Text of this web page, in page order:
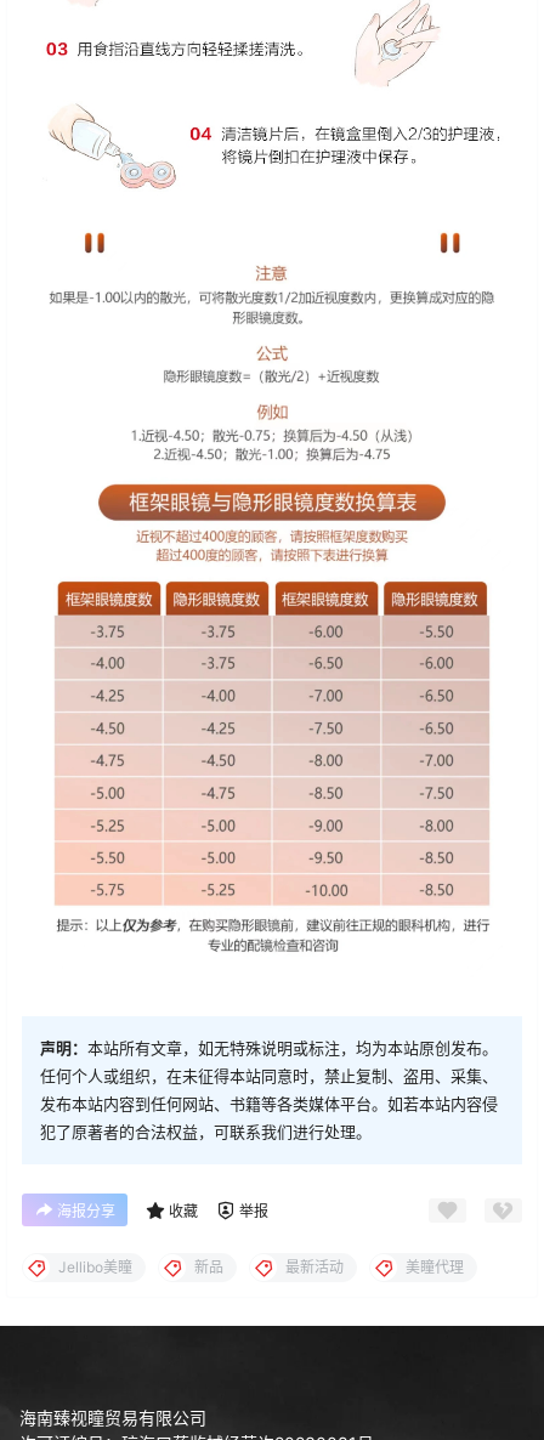
声明： 本站所有文章，如无特殊说明或标注，均为本站原创发布。
任何个人或组织，在未征得本站同意时，禁止复制、盗用、采集、
发布本站内容到任何网站、书籍等各类媒体平台。如若本站内容侵
犯了原著者的合法权益，可联系我们进行处理。
海报分享 收藏 举报
Jellibo美瞳 新品 最新活动 美瞳代理
海南臻视瞳贸易有限公司